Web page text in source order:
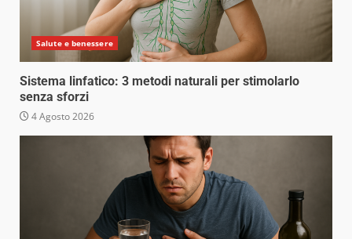
Salute e benessere
Sistema linfatico: 3 metodi naturali per stimolarlo
senza sforzi
4 Agosto 2026